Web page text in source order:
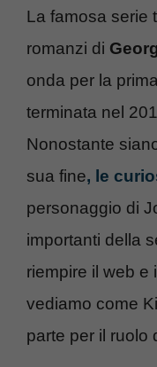
La famosa serie
romanzi di
onda per la
terminata nel
Nonostante
sua fine, le
personaggio di
importanti della
riempire il web e
vediamo come
parte per il ruolo